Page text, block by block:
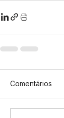
Comentários